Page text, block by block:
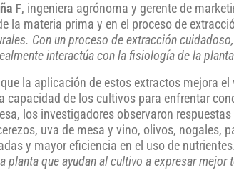
F, ingeniera agrónoma y gerente de
la materia prima y en el proceso de
Con un proceso de extracción
interactúa con la fisiología de la
la aplicación de estos extractos mejora
capacidad de los cultivos para enfrentar
los investigadores observaron
uva de mesa y vino, olivos, nogales,
y mayor eficiencia en el uso de nutrientes.
planta que ayudan al cultivo a expresar